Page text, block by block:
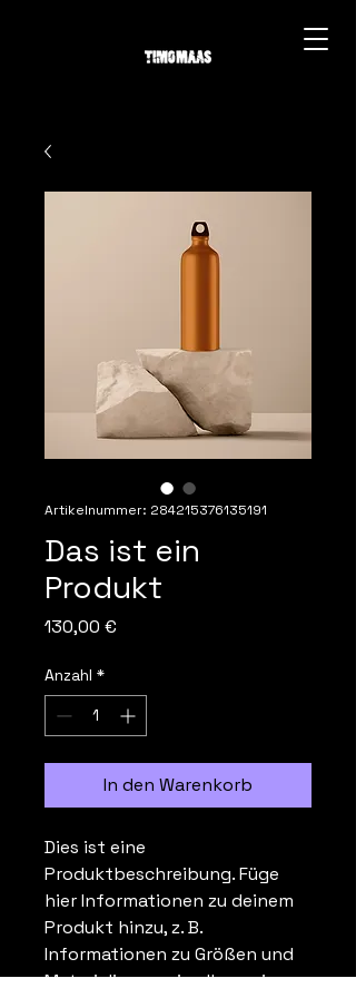
Artikelnummer: 284215376135191
Das ist ein
Produkt
130,00 €
Anzahl *
In den Warenkorb
Dies ist eine
Produktbeschreibung. Füge
hier Informationen zu deinem
Produkt hinzu, z. B.
Informationen zu Größen und
Materialien sowie allgemeine